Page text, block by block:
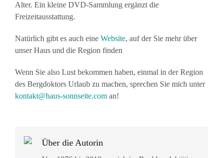
Alter. Ein kleine DVD-Sammlung ergänzt die
Freizeitausstattung.
Natürlich gibt es auch eine Website, auf der Sie mehr über
unser Haus und die Region finden
Wenn Sie also Lust bekommen haben, einmal in der Region
des Bergdoktors Urlaub zu machen, sprechen Sie mich unter
kontakt@haus-sonnseite.com an!
Über die Autorin